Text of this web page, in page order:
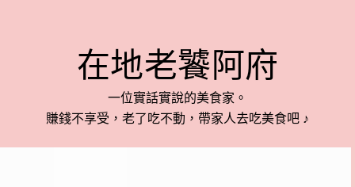
在地老饕阿府
一位實話實說的美食家。
賺錢不享受，老了吃不動，帶家人去吃美食吧 ♪